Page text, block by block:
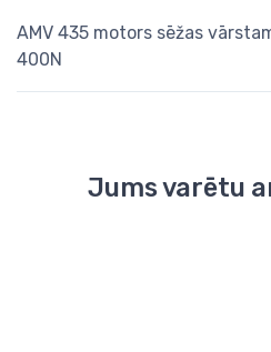
AMV 435 motors sēžas
400N
Jums varētu